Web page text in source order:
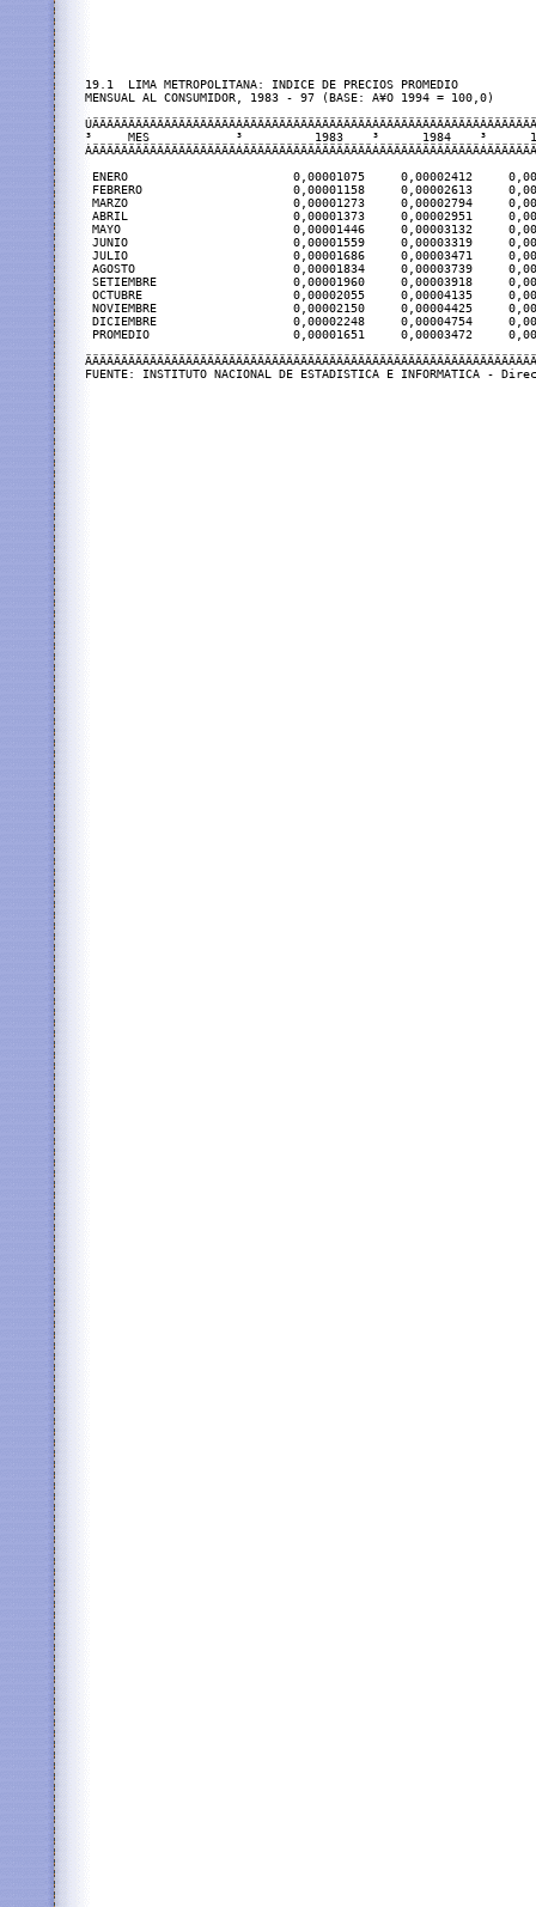
19.1  LIMA METROPOLITANA: INDICE DE PRECIOS PROMEDIO
MENSUAL AL CONSUMIDOR, 1983 - 97 (BASE: A¥O 1994 = 100,0)
³     MES            ³          1983    ³      1984    ³
ENERO                       0,00001075     0,00002412
FEBRERO                     0,00001158     0,00002613
MARZO                       0,00001273     0,00002794
ABRIL                       0,00001373     0,00002951
MAYO                        0,00001446     0,00003132
JUNIO                       0,00001559     0,00003319
JULIO                       0,00001686     0,00003471
AGOSTO                      0,00001834     0,00003739
SETIEMBRE                   0,00001960     0,00003918
OCTUBRE                     0,00002055     0,00004135
NOVIEMBRE                   0,00002150     0,00004425
DICIEMBRE                   0,00002248     0,00004754
PROMEDIO                    0,00001651     0,00003472